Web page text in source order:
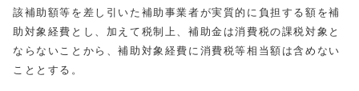
該補助額等を差し引いた補助事業者が実質的に負担する額を補
助対象経費とし、加えて税制上、補助⾦は消費税の課税対象と
ならないことから、補助対象経費に消費税等相当額は含めない
こととする。